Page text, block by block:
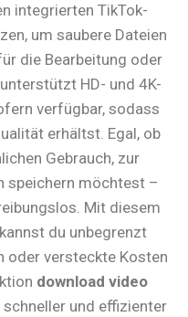
integrierten TikTok-
um saubere Dateien
die Bearbeitung oder
HD- und 4K-
verfügbar, sodass
erhältst. Egal, ob
Gebrauch, zur
speichern möchtest –
Mit diesem
du unbegrenzt
oder versteckte Kosten
download video
und effizienter